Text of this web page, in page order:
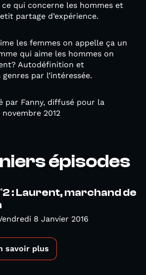
qui concerne les hommes et
partage d’expérience.
les femmes on appelle ça un
qui aime les hommes on
Autodéfinition et
par l’intéressée.
par Fanny, diffusé pour la
2012
épisodes
: Laurent, marchand de
8 Janvier 2016
savoir plus